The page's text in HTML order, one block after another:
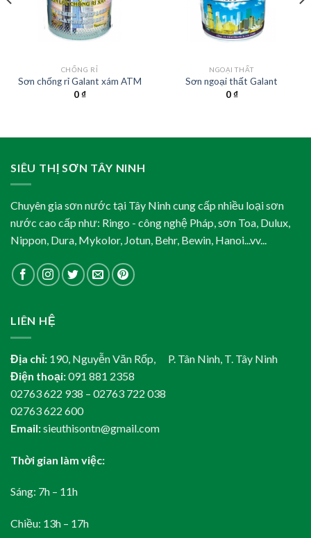
CHỐNG RỈ
Sơn chống rỉ Galant xám ATM
0₫
NGOẠI THẤT
Sơn ngoại thất Galant
0₫
SIÊU THỊ SƠN TÂY NINH
Chuyên gia sơn nước tại Tây Ninh cung cấp nhiều loại sơn
nước cao cấp như: Ringo - công nghệ Pháp, sơn Toa, Dulux,
Nippon, Dura, Mykolor, Jotun, Behr, Bewin, Hanoi...vv...
LIÊN HỆ
Địa chỉ: 190, Nguyễn Văn Rốp, P. Tân Ninh, T. Tây Ninh
Điện thoại:091 881 2358
02763 622 938 – 02763 722 038
02763 622 600
Email:sieuthisontn@gmail.com
Thời gian làm việc:
Sáng: 7h – 11h
Chiều: 13h – 17h